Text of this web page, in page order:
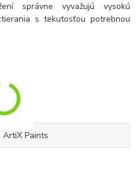
správne vyvažujú vysokú
s tekutosťou potrebnou
ArtiX Paints